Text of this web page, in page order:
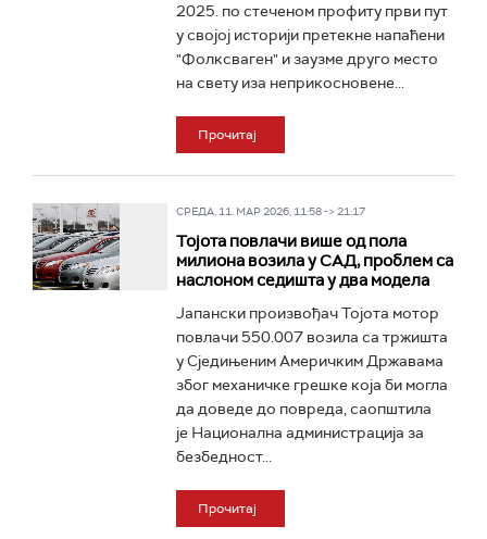
2025. по стеченом профиту први пут
у својој историји претекне напаћени
"Фолксваген" и заузме друго место
на свету иза неприкосновене...
Прочитај
СРЕДА, 11. МАР 2026, 11:58 -> 21:17
Тојота повлачи више од пола
милиона возила у САД, проблем са
наслоном седишта у два модела
Јапански произвођач Тојота мотор
повлачи 550.007 возила са тржишта
у Сједињеним Америчким Државама
због механичке грешке која би могла
да доведе до повреда, саопштила
је Национална администрација за
безбедност...
Прочитај